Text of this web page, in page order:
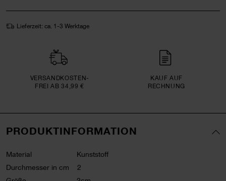
Lieferzeit: ca. 1-3 Werktage
VERSAND­KOSTEN­
FREI AB 34,99 €
KAUF AUF
RECHNUNG
PRODUKTINFORMATION
Material
Kunststoff
Durchmesser in cm
2